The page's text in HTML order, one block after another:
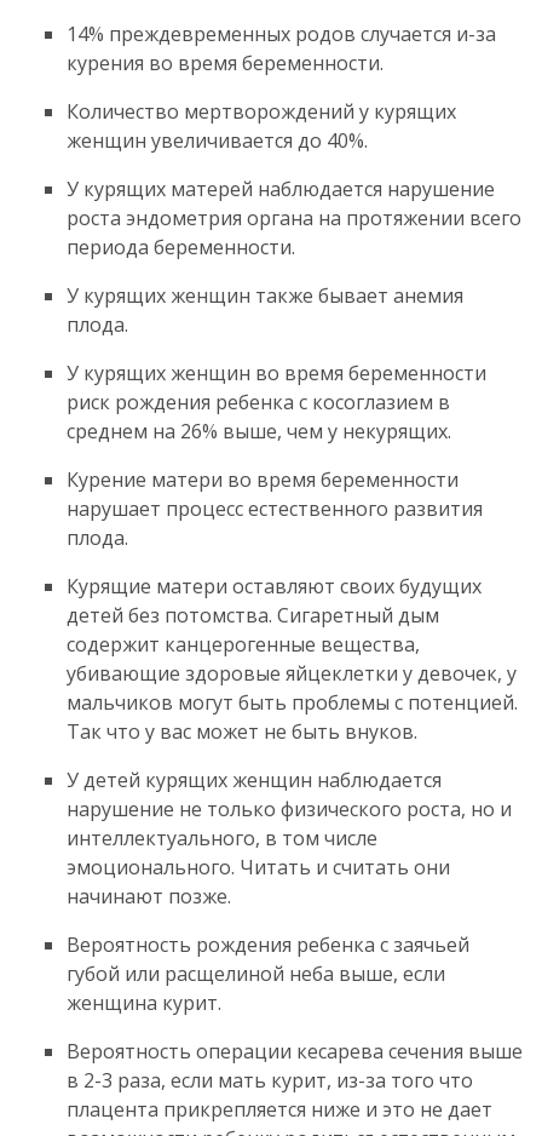
14% преждевременных родов случается и-за
курения во время беременности.
Количество мертворождений у курящих
женщин увеличивается до 40%.
У курящих матерей наблюдается нарушение
роста эндометрия органа на протяжении всего
периода беременности.
У курящих женщин также бывает анемия
плода.
У курящих женщин во время беременности
риск рождения ребенка с косоглазием в
среднем на 26% выше, чем у некурящих.
Курение матери во время беременности
нарушает процесс естественного развития
плода.
Курящие матери оставляют своих будущих
детей без потомства. Сигаретный дым
содержит канцерогенные вещества,
убивающие здоровые яйцеклетки у девочек, у
мальчиков могут быть проблемы с потенцией.
Так что у вас может не быть внуков.
У детей курящих женщин наблюдается
нарушение не только физического роста, но и
интеллектуального, в том числе
эмоционального. Читать и считать они
начинают позже.
Вероятность рождения ребенка с заячьей
губой или расщелиной неба выше, если
женщина курит.
Вероятность операции кесарева сечения выше
в 2-3 раза, если мать курит, из-за того что
плацента прикрепляется ниже и это не дает